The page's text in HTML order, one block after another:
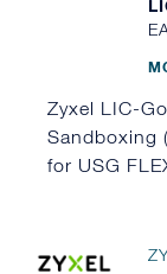
Zyxel LIC-
Sandboxing
for USG